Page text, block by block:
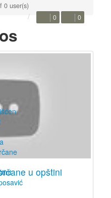
0 user(s)
0 0
u opštini